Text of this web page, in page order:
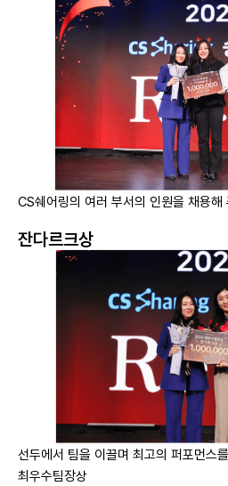
CS쉐어링의 여러 부서의 인원을 채용
잔다르크상
선두에서 팀을 이끌며 최고의 퍼포먼스
최우수팀장상